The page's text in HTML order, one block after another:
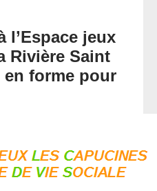
DU REAAP
VERTS
l’Espace jeux
Rivière Saint
en forme pour